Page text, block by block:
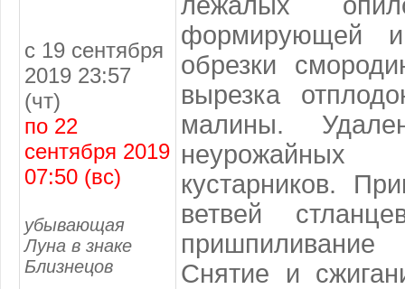
с 19 сентября
2019 23:57
(чт)
по 22
сентября 2019
07:50 (вс)
убывающая
Луна в знаке
Близнецов
формирующей
обрезки
вырезка
малины.
кустарников.
ветвей
Снятие и